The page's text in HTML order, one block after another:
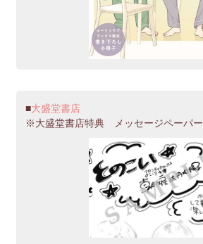
大盛堂書店
※大盛堂書店特典 メッセージペーパー